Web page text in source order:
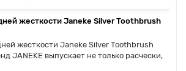
жесткости Janeke Silver Toothbrush
жесткости Janeke Silver Toothbrush
JANEKE выпускает не только расчески,